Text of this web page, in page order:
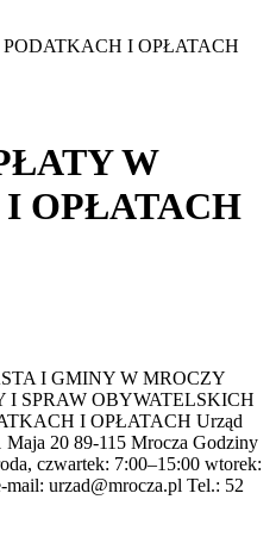
I OPŁATACH
W
OPŁATACH
I GMINY W MROCZY
SPRAW OBYWATELSKICH
I OPŁATACH Urząd
20 89-115 Mrocza Godziny
czwartek: 7:00–15:00 wtorek:
mail: urzad@mrocza.pl Tel.: 52